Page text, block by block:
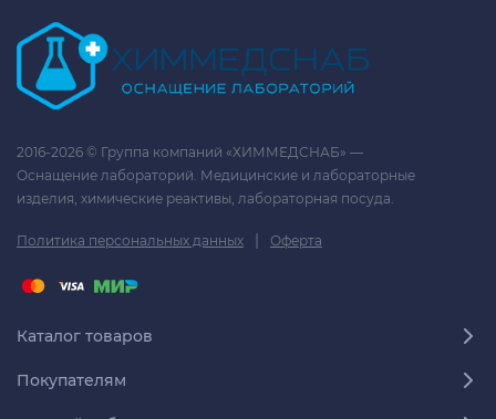
2016-2026 © Группа компаний «ХИММЕДСНАБ» —
Оснащение лабораторий. Медицинские и лабораторные
изделия, химические реактивы, лабораторная посуда.
Политика персональных данных | Оферта
Каталог товаров
Покупателям